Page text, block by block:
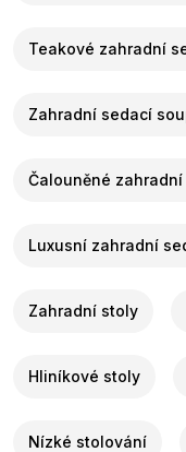
Teakové zahradní
Zahradní sedací
Čalouněné
Luxusní zahradní
Zahradní stoly
Hliníkové stoly
Nízké stolování